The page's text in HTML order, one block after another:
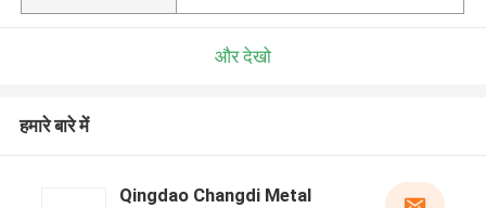
और देखो
हमारे बारे में
Qingdao Changdi Metal